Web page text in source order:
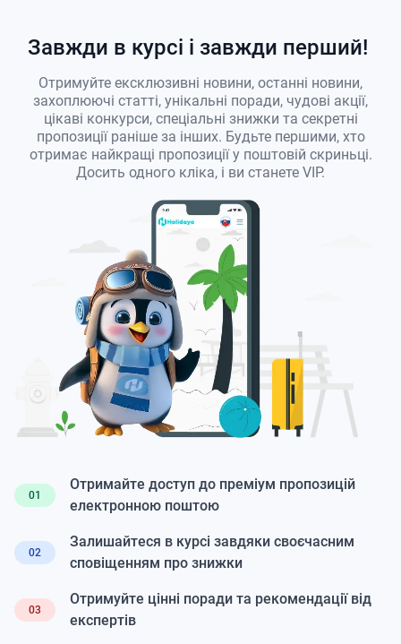
Завжди в курсі і завжди перший!
Отримуйте ексклюзивні новини, останні новини,
захоплюючі статті, унікальні поради, чудові акції,
цікаві конкурси, спеціальні знижки та секретні
пропозиції раніше за інших. Будьте першими, хто
отримає найкращі пропозиції у поштовій скриньці.
Досить одного кліка, і ви станете VIP.
01
Отримайте доступ до преміум пропозицій
електронною поштою
02
Залишайтеся в курсі завдяки своєчасним
сповіщенням про знижки
03
Отримуйте цінні поради та рекомендації від
експертів